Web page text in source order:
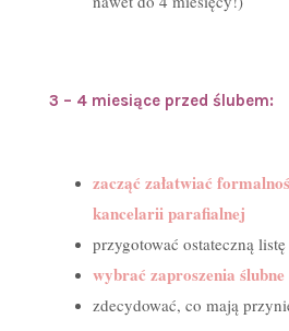
3 – 4 miesiące przed ślubem:
zacząć załatwiać
kancelarii parafialnej
przygotować ostateczną
wybrać zaproszenia ślubne
zdecydować, co mają